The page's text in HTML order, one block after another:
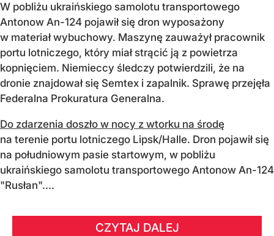
W pobliżu ukraińskiego samolotu transportowego
Antonow An-124 pojawił się dron wyposażony
w materiał wybuchowy. Maszynę zauważył pracownik
portu lotniczego, który miał strącić ją z powietrza
kopnięciem. Niemieccy śledczy potwierdzili, że na
dronie znajdował się Semtex i zapalnik. Sprawę przejęła
Federalna Prokuratura Generalna.
Do zdarzenia doszło w nocy z wtorku na środę
na terenie portu lotniczego Lipsk/Halle. Dron pojawił się
na południowym pasie startowym, w pobliżu
ukraińskiego samolotu transportowego Antonow An-124
"Rusłan"....
CZYTAJ DALEJ